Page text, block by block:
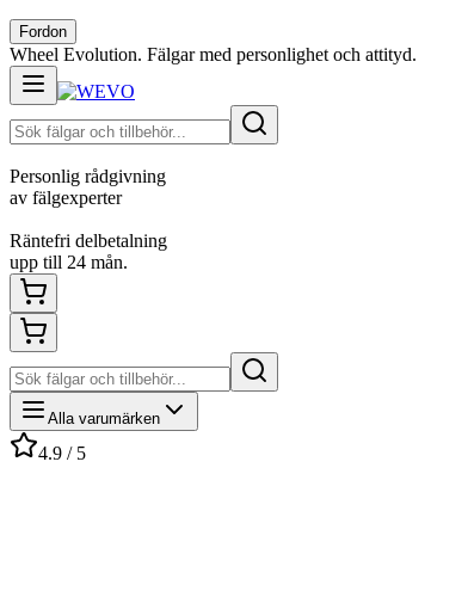
Fordon
Wheel Evolution. Fälgar med personlighet och attityd.
Personlig rådgivning
av fälgexperter
Räntefri delbetalning
upp till 24 mån.
Alla varumärken
4.9 / 5